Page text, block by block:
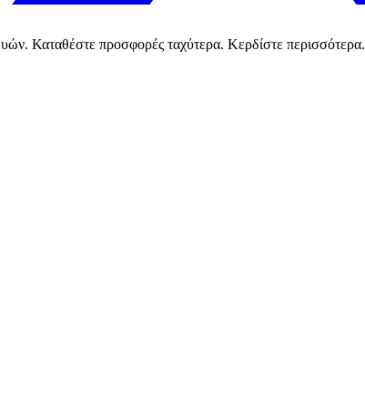
Καταθέστε προσφορές ταχύτερα. Κερδίστε περισσότερα.